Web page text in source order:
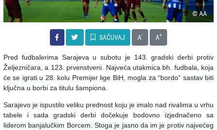
© AA
SAČUVAJ A- A+
Pred fudbalerima Sarajeva u subotu je 143. gradski derbi protiv
Željezničara, a 123. prvenstveni. Najveća utakmica bh. fudbala, koja
će se igrati u 28. kolu Premijer lige BiH, mogla za “bordo“ sastav biti
ključna u borbi za titulu šampiona.
Sarajevo je ispustilo veliku prednost koju je imalo nad rivalima u vrhu
tabele i sada gradski derbi dočekuje bodovno izjednačeno sa
liderom banjalučkim Borcem. Stoga je jasno da im je protiv najvećeg